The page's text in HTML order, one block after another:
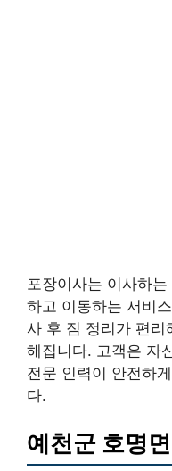
포장이사는 이사하
하고 이동하는 서비
사 후 짐 정리가 편리
해집니다. 고객은 자
전문 인력이 안전하
다.
예천군 호명